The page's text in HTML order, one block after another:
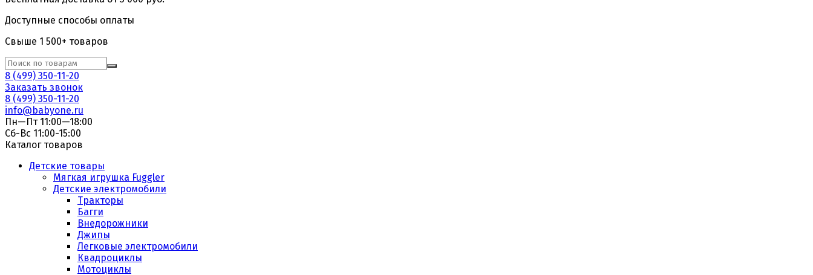
Доступные способы оплаты
Свыше 1 500+ товаров
8 (499) 350-11-20
Заказать звонок
8 (499) 350-11-20
info@babyone.ru
Пн—Пт 11:00—18:00
Сб-Вс 11:00-15:00
Каталог товаров
Детские товары
Мягкая игрушка Fuggler
Детские электромобили
Тракторы
Багги
Внедорожники
Джипы
Легковые электромобили
Квадроциклы
Мотоциклы